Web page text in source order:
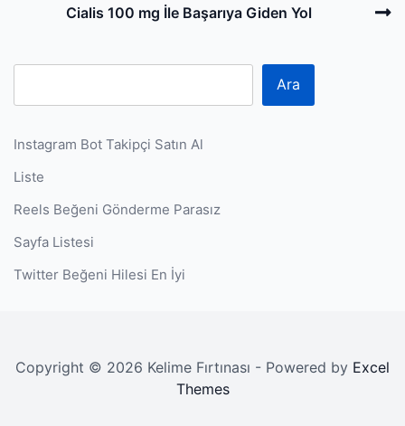
Cialis 100 mg İle Başarıya Giden Yol
Ara
Instagram Bot Takipçi Satın Al
Liste
Reels Beğeni Gönderme Parasız
Sayfa Listesi
Twitter Beğeni Hilesi En İyi
Copyright © 2026 Kelime Fırtınası - Powered by Excel
Themes